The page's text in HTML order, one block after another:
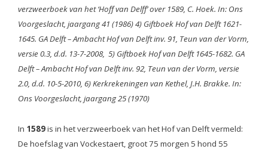
verzweerboek van het ‘Hoff van Delff’ over 1589, C. Hoek. In: Ons
Voorgeslacht, jaargang 41 (1986) 4) Giftboek Hof van Delft 1621-
1645. GA Delft – Ambacht Hof van Delft inv. 91, Teun van der Vorm,
versie 0.3, d.d. 13-7-2008, 5) Giftboek Hof van Delft 1645-1682. GA
Delft – Ambacht Hof van Delft inv. 92, Teun van der Vorm, versie
2.0, d.d. 10-5-2010, 6) Kerkrekeningen van Kethel, J.H. Brakke. In:
Ons Voorgeslacht, jaargang 25 (1970)
In 1589is in het verzweerboek van het Hof van Delft vermeld:
De hoefslag van Vockestaert, groot 75 morgen 5 hond 55